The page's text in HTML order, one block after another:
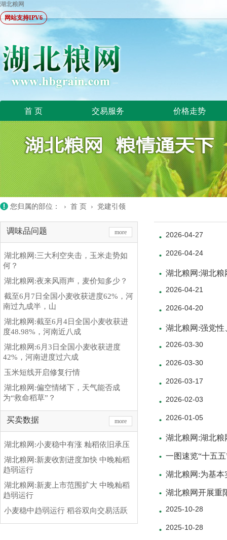
湖北粮网
网站支持IPV6
首 页 交易服务 价格走势
您归属的部位： › 首 页 › 党建引领
调味品问题 more
湖北粮网:三大利空夹击，玉米走势如
何？
湖北粮网:夜来风雨声，麦价知多少？
截至6月7日全国小麦收获进度62%，河
南过九成半，山
湖北粮网:截至6月4日全国小麦收获进
度48.98%，河南近八成
湖北粮网:6月3日全国小麦收获进度
42%，河南进度过六成
玉米短线开启修复行情
湖北粮网:偏空情绪下，天气能否成
为“救命稻草”？
买卖数据 more
湖北粮网:小麦稳中有涨 籼稻依旧承压
湖北粮网:新麦收割进度加快 中晚籼稻
趋弱运行
湖北粮网:新麦上市范围扩大 中晚籼稻
趋弱运行
小麦稳中趋弱运行 稻谷双向交易活跃
2026-04-27
2026-04-24
湖北粮网:湖北粮
2026-04-21
2026-04-20
湖北粮网:强党
2026-03-30
2026-03-30
2026-03-17
2026-02-03
2026-01-05
湖北粮网:湖北
一图速览“十五
湖北粮网:为基
湖北粮网开展重
2025-10-28
2025-10-28